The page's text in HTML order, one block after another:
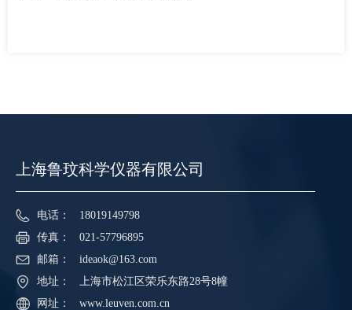
上海鲁玟科学仪器有限公司
电话：
18019149798
传真：
021-57796895
邮箱：
ideaok@163.com
地址：
上海市松江区荣乐东路28号8幢
网址：
www.leuven.com.cn